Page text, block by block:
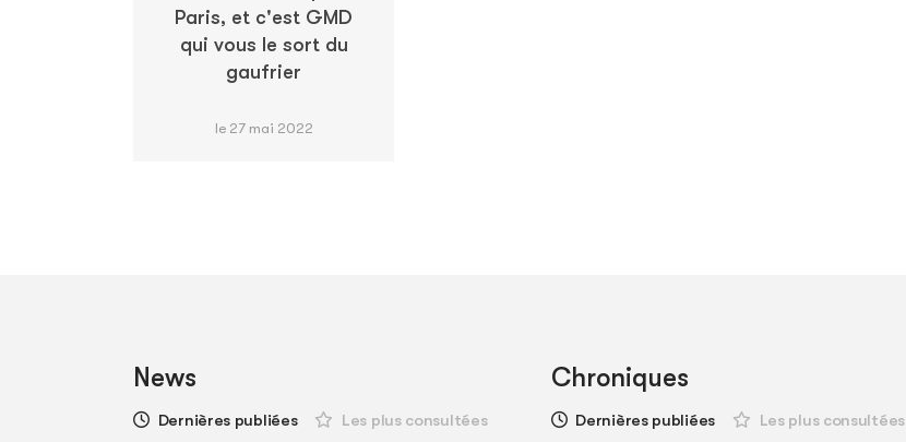
Paris, et c'est GMD
qui vous le sort du
gaufrier
le 27 mai 2022
News
Dernières publiées Les plus consultées
Chroniques
Dernières publiées Les plus consultées